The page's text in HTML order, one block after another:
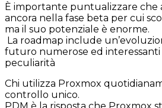
È importante puntualizzare che
ancora nella fase beta per cui
ma il suo potenziale è enorme.
La roadmap include
futuro numerose ed
peculiarità
Chi utilizza Proxmox
controllo unico.
PDM è la risposta che Proxmox